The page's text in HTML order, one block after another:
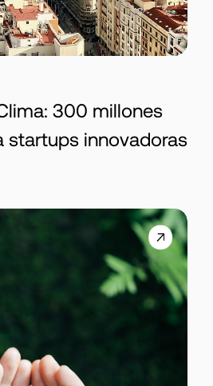
300 millones
startups innovadoras